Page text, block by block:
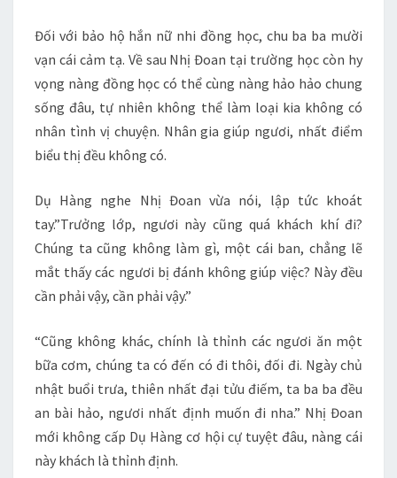
Đối với bảo hộ hắn nữ nhi đồng học, chu ba ba mười
vạn cái cảm tạ. Về sau Nhị Đoan tại trường học còn hy
vọng nàng đồng học có thể cùng nàng hảo hảo chung
sống đâu, tự nhiên không thể làm loại kia không có
nhân tình vị chuyện. Nhân gia giúp ngươi, nhất điểm
biểu thị đều không có.
Dụ Hàng nghe Nhị Đoan vừa nói, lập tức khoát
tay.”Trưởng lớp, ngươi này cũng quá khách khí đi?
Chúng ta cũng không làm gì, một cái ban, chẳng lẽ
mắt thấy các ngươi bị đánh không giúp việc? Này đều
cần phải vậy, cần phải vậy.”
“Cũng không khác, chính là thỉnh các ngươi ăn một
bữa cơm, chúng ta có đến có đi thôi, đối đi. Ngày chủ
nhật buổi trưa, thiên nhất đại tửu điếm, ta ba ba đều
an bài hảo, ngươi nhất định muốn đi nha.” Nhị Đoan
mới không cấp Dụ Hàng cơ hội cự tuyệt đâu, nàng cái
này khách là thỉnh định.